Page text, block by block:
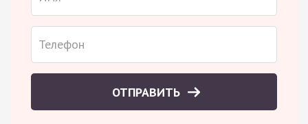
ОТПРАВИТЬ